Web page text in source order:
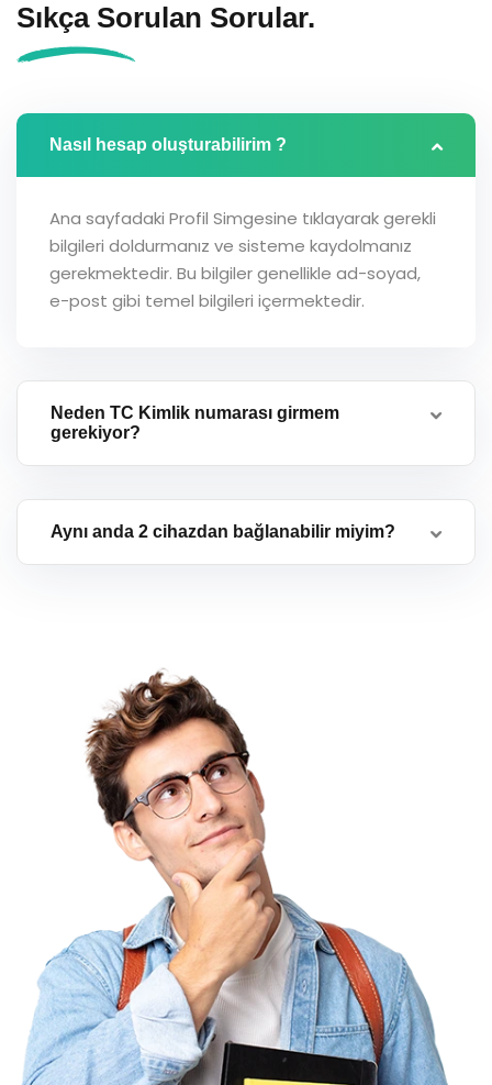
Sıkça Sorulan Sorular.
Nasıl hesap oluşturabilirim ?
Ana sayfadaki Profil Simgesine tıklayarak gerekli
bilgileri doldurmanız ve sisteme kaydolmanız
gerekmektedir. Bu bilgiler genellikle ad-soyad,
e-post gibi temel bilgileri içermektedir.
Neden TC Kimlik numarası girmem
gerekiyor?
Aynı anda 2 cihazdan bağlanabilir miyim?